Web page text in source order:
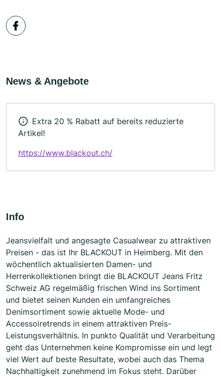
News & Angebote
Extra 20 % Rabatt auf bereits reduzierte
Artikel!
https://www.blackout.ch/
Info
Jeansvielfalt und angesagte Casualwear zu attraktiven
Preisen - das ist Ihr BLACKOUT in Heimberg. Mit den
wöchentlich aktualisierten Damen- und
Herrenkollektionen bringt die BLACKOUT Jeans Fritz
Schweiz AG regelmäßig frischen Wind ins Sortiment
und bietet seinen Kunden ein umfangreiches
Denimsortiment sowie aktuelle Mode- und
Accessoiretrends in einem attraktiven Preis-
Leistungsverhältnis. In punkto Qualität und Verarbeitung
geht das Unternehmen keine Kompromisse ein und legt
viel Wert auf beste Resultate, wobei auch das Thema
Nachhaltigkeit zunehmend im Fokus steht. Darüber